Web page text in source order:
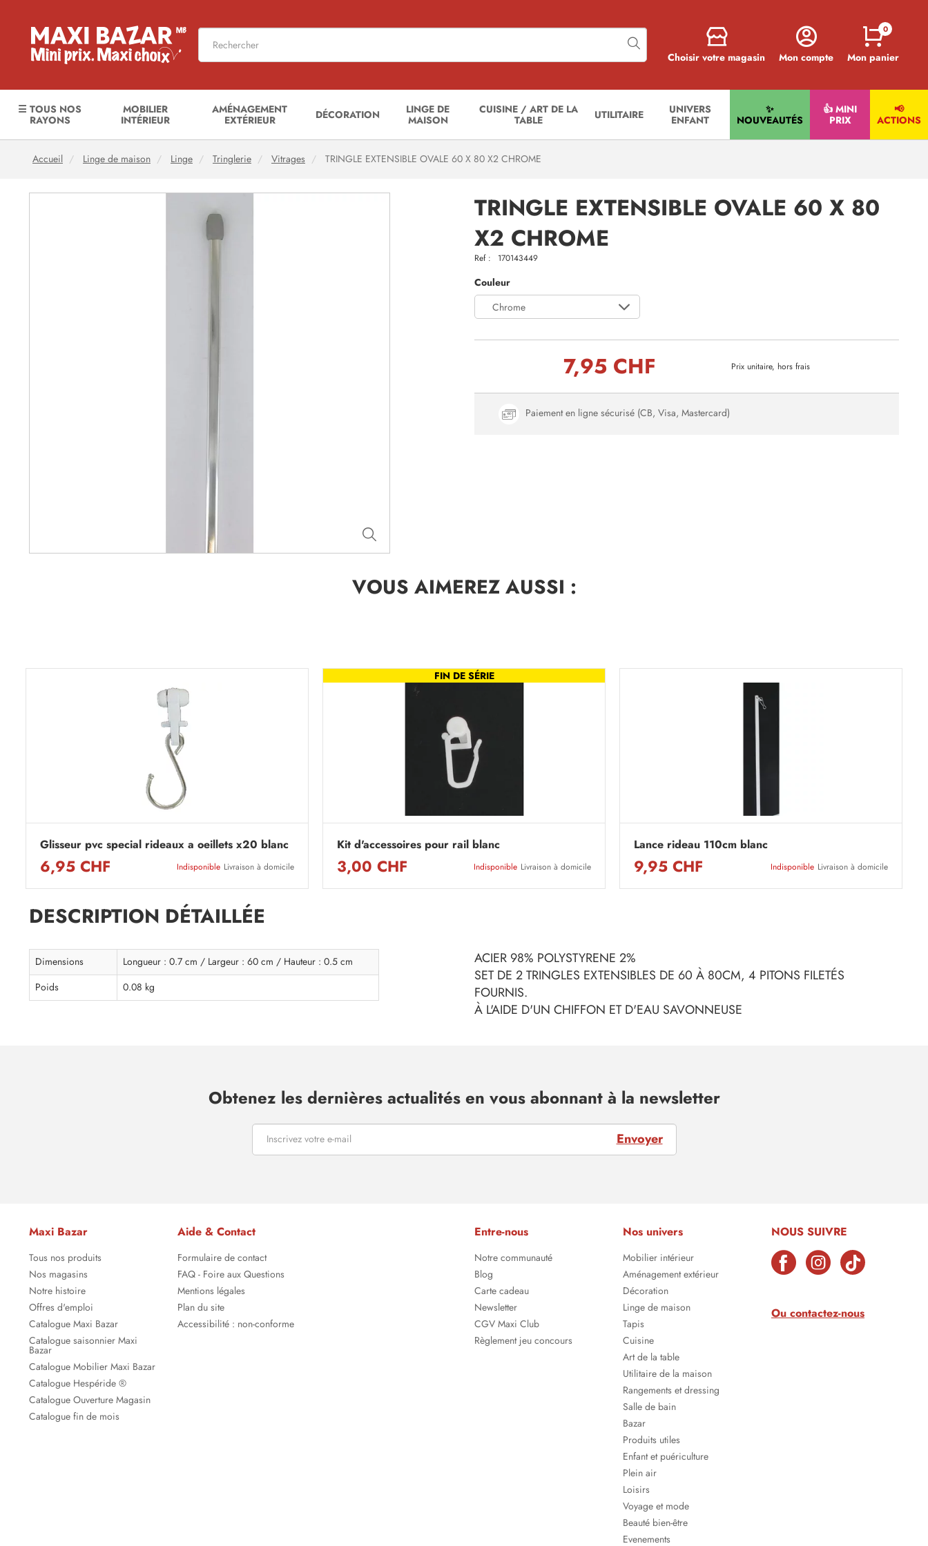
Choisir votre magasin Mon compte Mon panier
0
☰ TOUS NOS
RAYONS
MOBILIER
INTÉRIEUR
AMÉNAGEMENT
EXTÉRIEUR
DÉCORATION
LINGE DE
MAISON
CUISINE / ART DE LA
TABLE
UTILITAIRE
UNIVERS
ENFANT
✨
NOUVEAUTÉS
👍 MINI
PRIX
📢
ACTIONS
Accueil Linge de maison Linge Tringlerie Vitrages TRINGLE EXTENSIBLE OVALE 60 X 80 X2 CHROME
TRINGLE EXTENSIBLE OVALE 60 X 80
X2 CHROME
Ref : 170143449
Couleur
Chrome
7,95 CHF Prix unitaire, hors frais
Paiement en ligne sécurisé (CB, Visa, Mastercard)
VOUS AIMEREZAUSSI :
Glisseur pvc special rideaux a oeillets x20 blanc
6,95 CHF Indisponible Livraison à domicile
FIN DE SÉRIE
Kit d'accessoires pour rail blanc
3,00 CHF Indisponible Livraison à domicile
Lance rideau 110cm blanc
9,95 CHF Indisponible Livraison à domicile
DESCRIPTION DÉTAILLÉE
Dimensions
Longueur : 0.7 cm / Largeur : 60 cm / Hauteur : 0.5 cm
Poids
0.08 kg
ACIER 98% POLYSTYRENE 2%
SET DE 2 TRINGLES EXTENSIBLES DE 60 À 80CM, 4 PITONS FILETÉS
FOURNIS.
À L'AIDE D'UN CHIFFON ET D'EAU SAVONNEUSE
Obtenez les dernières actualités en vous abonnant à la newsletter
Envoyer
Maxi Bazar
Tous nos produits
Nos magasins
Notre histoire
Offres d'emploi
Catalogue Maxi Bazar
Catalogue saisonnier Maxi
Bazar
Catalogue Mobilier Maxi Bazar
Catalogue Hespéride ®
Catalogue Ouverture Magasin
Catalogue fin de mois
Aide & Contact
Formulaire de contact
FAQ - Foire aux Questions
Mentions légales
Plan du site
Accessibilité : non-conforme
Entre-nous
Notre communauté
Blog
Carte cadeau
Newsletter
CGV Maxi Club
Règlement jeu concours
Nos univers
Mobilier intérieur
Aménagement extérieur
Décoration
Linge de maison
Tapis
Cuisine
Art de la table
Utilitaire de la maison
Rangements et dressing
Salle de bain
Bazar
Produits utiles
Enfant et puériculture
Plein air
Loisirs
Voyage et mode
Beauté bien-être
Evenements
NOUS SUIVRE
Ou contactez-nous